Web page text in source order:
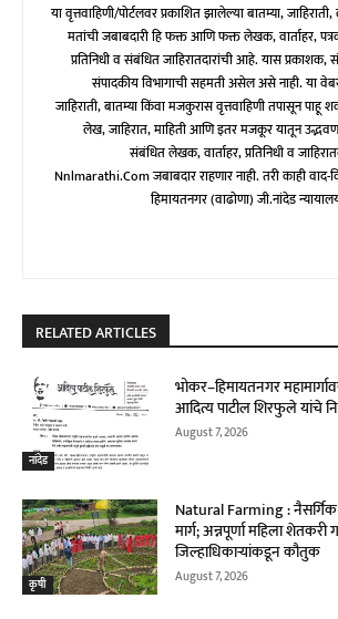
या वृत्तवाहिणी/पोर्टलवर प्रकाशित झालेल्या बातम्या,
मतांची जबाबदारी हि फक्त आणि फक्त लेखक, वार्ताहर,
प्रतिनिधी व संबंधित जाहिरातदारांची आहे. यास
संपादकीय विभागाची सहमती असेल असे नाही. या
जाहिराती, बातम्या किंवा मजकुरास वृत्तवाहिणी तपासून पाहू
लेख, जाहिरात, माहिती आणि इतर मजकूर यातून
संबंधित लेखक, वार्ताहर, प्रतिनिधी व
Nnlmarathi.com जबाबदार राहणार नाही. तरी काही वाद-
हिमायतनगर (वाढोणा) जी.नांदेड
RELATED ARTICLES
नांदेड
भोकर–हिमायतनगर
आदित्य पाटील शिरफुले यांचे
August 7, 2026
कृषी
Natural Farming : नैसर्गिक
मार्ग; अन्नपूर्णा महिला शेतकरी
जिल्हाधिकाऱ्यांकडून कौतुक
August 7, 2026